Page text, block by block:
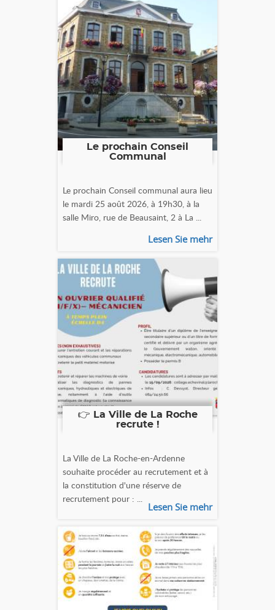
Le prochain Conseil
Communal
Le prochain Conseil communal aura lieu
le mardi 25 août 2026, à 19h30, à la
salle Miro, rue de Beausaint, 2 à La ...
Lesen Sie mehr
👉 La Ville de La Roche
recrute !
La Ville de La Roche-en-Ardenne
souhaite procéder au recrutement et à
la constitution d'une réserve de
recrutement pour : ...
Lesen Sie mehr